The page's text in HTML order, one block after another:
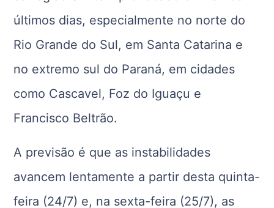
últimos dias, especialmente no norte do
Rio Grande do Sul, em Santa Catarina e
no extremo sul do Paraná, em cidades
como Cascavel, Foz do Iguaçu e
Francisco Beltrão.
A previsão é que as instabilidades
avancem lentamente a partir desta quinta-
feira (24/7) e, na sexta-feira (25/7), as